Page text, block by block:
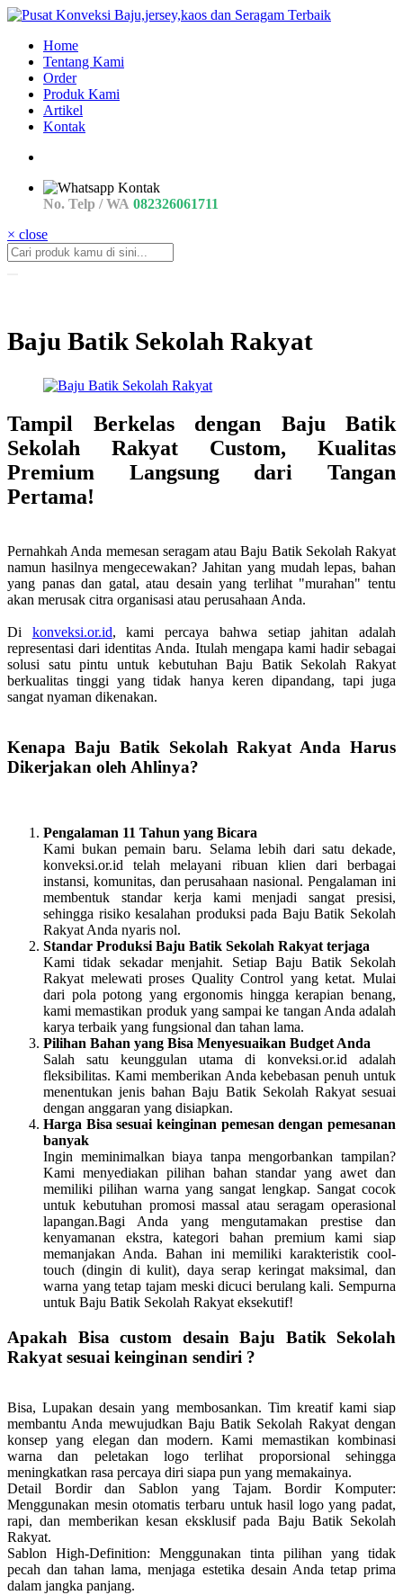
Home
Tentang Kami
Order
Produk Kami
Artikel
Kontak
No. Telp / WA 082326061711
× close
Baju Batik Sekolah Rakyat
Tampil Berkelas dengan Baju Batik
Sekolah Rakyat Custom, Kualitas
Premium Langsung dari Tangan
Pertama!
Pernahkah Anda memesan seragam atau Baju Batik Sekolah Rakyat
namun hasilnya mengecewakan? Jahitan yang mudah lepas, bahan
yang panas dan gatal, atau desain yang terlihat "murahan" tentu
akan merusak citra organisasi atau perusahaan Anda.
Di konveksi.or.id, kami percaya bahwa setiap jahitan adalah
representasi dari identitas Anda. Itulah mengapa kami hadir sebagai
solusi satu pintu untuk kebutuhan Baju Batik Sekolah Rakyat
berkualitas tinggi yang tidak hanya keren dipandang, tapi juga
sangat nyaman dikenakan.
Kenapa Baju Batik Sekolah Rakyat Anda Harus
Dikerjakan oleh Ahlinya?
Pengalaman 11 Tahun yang Bicara
Kami bukan pemain baru. Selama lebih dari satu dekade,
konveksi.or.id telah melayani ribuan klien dari berbagai
instansi, komunitas, dan perusahaan nasional. Pengalaman ini
membentuk standar kerja kami menjadi sangat presisi,
sehingga risiko kesalahan produksi pada Baju Batik Sekolah
Rakyat Anda nyaris nol.
Standar Produksi Baju Batik Sekolah Rakyat terjaga
Kami tidak sekadar menjahit. Setiap Baju Batik Sekolah
Rakyat melewati proses Quality Control yang ketat. Mulai
dari pola potong yang ergonomis hingga kerapian benang,
kami memastikan produk yang sampai ke tangan Anda adalah
karya terbaik yang fungsional dan tahan lama.
Pilihan Bahan yang Bisa Menyesuaikan Budget Anda
Salah satu keunggulan utama di konveksi.or.id adalah
fleksibilitas. Kami memberikan Anda kebebasan penuh untuk
menentukan jenis bahan Baju Batik Sekolah Rakyat sesuai
dengan anggaran yang disiapkan.
Harga Bisa sesuai keinginan pemesan dengan pemesanan
banyak
Ingin meminimalkan biaya tanpa mengorbankan tampilan?
Kami menyediakan pilihan bahan standar yang awet dan
memiliki pilihan warna yang sangat lengkap. Sangat cocok
untuk kebutuhan promosi massal atau seragam operasional
lapangan.Bagi Anda yang mengutamakan prestise dan
kenyamanan ekstra, kategori bahan premium kami siap
memanjakan Anda. Bahan ini memiliki karakteristik cool-
touch (dingin di kulit), daya serap keringat maksimal, dan
warna yang tetap tajam meski dicuci berulang kali. Sempurna
untuk Baju Batik Sekolah Rakyat eksekutif!
Apakah Bisa custom desain Baju Batik Sekolah
Rakyat sesuai keinginan sendiri ?
Bisa, Lupakan desain yang membosankan. Tim kreatif kami siap
membantu Anda mewujudkan Baju Batik Sekolah Rakyat dengan
konsep yang elegan dan modern. Kami memastikan kombinasi
warna dan peletakan logo terlihat proporsional sehingga
meningkatkan rasa percaya diri siapa pun yang memakainya.
Detail Bordir dan Sablon yang Tajam.Bordir Komputer:
Menggunakan mesin otomatis terbaru untuk hasil logo yang padat,
rapi, dan memberikan kesan eksklusif pada Baju Batik Sekolah
Rakyat.
Sablon High-Definition: Menggunakan tinta pilihan yang tidak
pecah dan tahan lama, menjaga estetika desain Anda tetap prima
dalam jangka panjang.